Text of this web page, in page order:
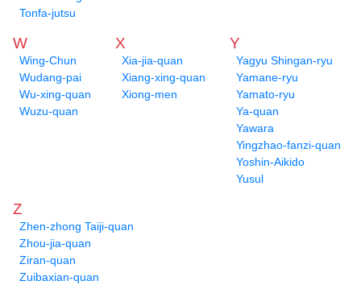
Tonfa-jutsu
W
Wing-Chun
Wudang-pai
Wu-xing-quan
Wuzu-quan
X
Xia-jia-quan
Xiang-xing-quan
Xiong-men
Y
Yagyu Shingan-ryu
Yamane-ryu
Yamato-ryu
Ya-quan
Yawara
Yingzhao-fanzi-quan
Yoshin-Aikido
Yusul
Z
Zhen-zhong Taiji-quan
Zhou-jia-quan
Ziran-quan
Zuibaxian-quan